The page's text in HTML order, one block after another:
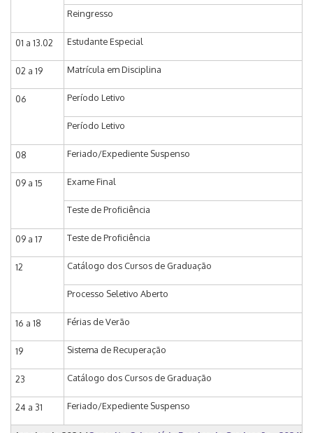
Reingresso
01 a 13.02 Estudante Especial
02 a 19 Matrícula em Disciplina
06 Período Letivo
Período Letivo
08 Feriado/Expediente Suspenso
09 a 15 Exame Final
Teste de Proficiência
09 a 17 Teste de Proficiência
12 Catálogo dos Cursos de Graduação
Processo Seletivo Aberto
16 a 18 Férias de Verão
19 Sistema de Recuperação
23 Catálogo dos Cursos de Graduação
24 a 31 Feriado/Expediente Suspenso